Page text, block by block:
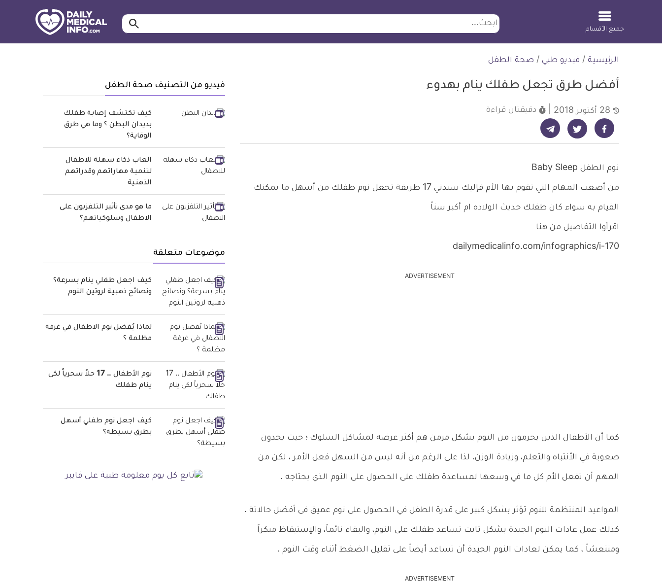
ابحث ابحث…
جميع الأقسام
الرئيسية / فيديو طبي / صحة الطفل
أفضل طرق تجعل طفلك ينام بهدوء
دقيقتان قراءة
شارك على فيسبوك - ديلي ميديكال انفو شارك على تويتر - ديلي ميديكال انفو شارك على تيليجرام - ديلي ميديكال انفو
نوم الطفل Baby Sleep
من أصعب المهام التي تقوم بها الأم فإليك سيدتي 17 طريقة تجعل نوم طفلك من أسهل ما يمكنك
القيام به سواء كان طفلك حديث الولاده ام أكبر سناً
اقرأوا التفاصيل من هنا
dailymedicalinfo.com/infographics/i-­170
ADVERTISEMENT
كما أن الأطفال الذين يحرمون من النوم بشكل مزمن هم أكثر عرضة لمشاكل السلوك ؛ حيث يجدون
صعوبة في الأنتباه والتعلم، وزيادة الوزن. لذا على الرغم من أنه ليس من السهل فعل الأمر ، لكن من
المهم أن تفعل الأم كل ما في وسعها لمساعدة طفلك على الحصول على النوم الذي يحتاجه .
المواعيد المنتظمة للنوم تؤثر بشكل كبير على قدرة الطفل في الحصول على نوم عميق فى أفضل حالاتة .
كذلك عمل عادات النوم الجيدة بشكل ثابت تساعد طفلك على النوم، والبقاء نائماً، والإستيقاظ مبكراً
ومنتعشاً ، كما يمكن لعادات النوم الجيدة أن تساعد أيضاً على تقليل الضغط أثناء وقت النوم .
ADVERTISEMENT
فيديو من التصنيف صحة الطفل
كيف تكتشف إصابة طفلك
بديدان البطن ؟ وما هي طرق
الوقاية؟
العاب ذكاء سهلة للاطفال
لتنمية مهاراتهم وقدراتهم
الذهنية
ما هو مدى تأثير التلفزيون على
الاطفال وسلوكياتهم؟
موضوعات متعلقة
كيف اجعل طفلي ينام بسرعة؟
ونصائح ذهبية لروتين النوم
لماذا يُفضل نوم الاطفال في غرفة
مظلمة ؟
نوم الأطفال .. 17 حلاً سحرياً لكى
ينام طفلك
كيف اجعل نوم طفلي أسهل
بطرق بسيطة؟